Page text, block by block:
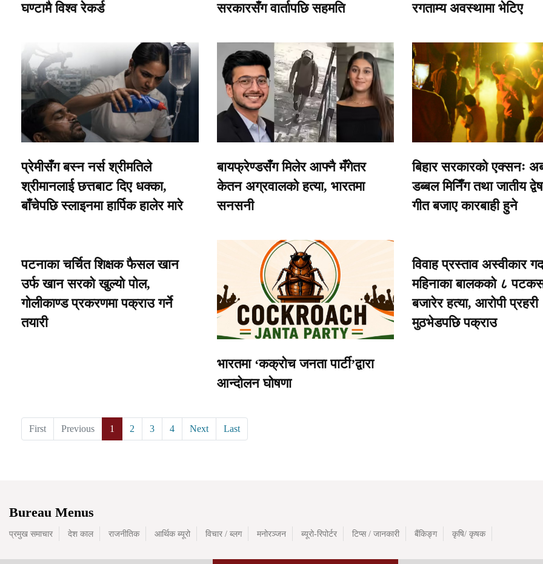
घण्टामै विश्व रेकर्ड
सरकारसँग वार्तापछि सहमति
रगताम्य अवस्थामा भेटिए
प्रेमीसँग बस्न नर्स श्रीमतिले
श्रीमानलाई छत्तबाट दिए धक्का,
बाँचेपछि स्लाइनमा हार्पिक हालेर मारे
बायफ्रेण्डसँग मिलेर आफ्नै मँगेतर
केतन अग्रवालको हत्या, भारतमा
सनसनी
बिहार सरकारको एक्सनः
डब्बल मिनिँग तथा जातीय
गीत बजाए कारबाही हुने
पटनाका चर्चित शिक्षक फैसल खान
उर्फ खान सरको खुल्यो पोल,
गोलीकाण्ड प्रकरणमा पक्राउ गर्ने
तयारी
भारतमा ‘कक्रोच जनता पार्टी’द्वारा
आन्दोलन घोषणा
विवाह प्रस्ताव अस्वीकार
महिनाका बालकको ८
बजारेर हत्या, आरोपी प्रहरी
मुठभेडपछि पक्राउ
First Previous 1 2 3 4 Next Last
Bureau Menus
प्रमुख समाचार देश काल राजनीतिक आर्थिक ब्यूरो विचार / ब्लग मनोरञ्जन ब्यूरो-रिपोर्टर टिप्स / जानकारी बैंकिङ्ग कृषि/ कृषक